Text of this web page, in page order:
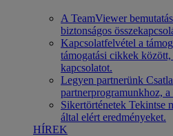
A TeamViewer
biztonságos
Kapcsolatfelvétel a
támogatási cikkek
kapcsolatot.
Legyen partnerünk
partnerprogramunkhoz,
Sikertörténetek Tekintse
által elért eredményeket.
HÍREK